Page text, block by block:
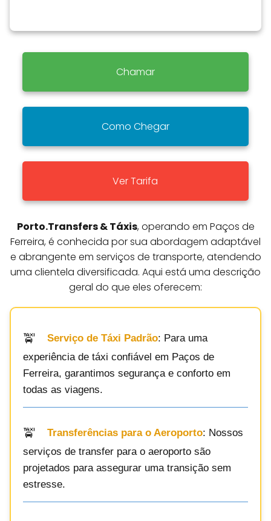
Chamar
Como Chegar
Ver Tarifa
Porto.Transfers & Táxis, operando em Paços de
Ferreira, é conhecida por sua abordagem adaptável
e abrangente em serviços de transporte, atendendo
uma clientela diversificada. Aqui está uma descrição
geral do que eles oferecem:
Serviço de Táxi Padrão: Para uma
experiência de táxi confiável em Paços de
Ferreira, garantimos segurança e conforto em
todas as viagens.
Transferências para o Aeroporto: Nossos
serviços de transfer para o aeroporto são
projetados para assegurar uma transição sem
estresse.